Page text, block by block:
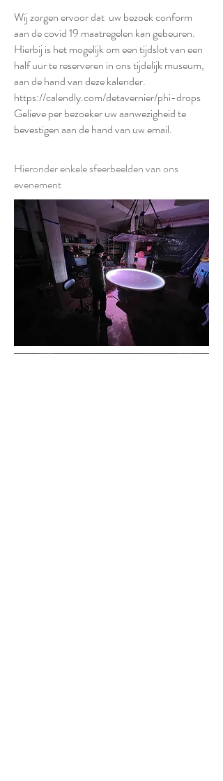
Wij zorgen ervoor dat uw bezoek conform
aan de covid 19 maatregelen kan gebeuren.
Hierbij is het mogelijk om een tijdslot van een
half uur te reserveren in ons tijdelijk museum,
aan de hand van deze kalender.
https://calendly.com/detavernier/phi-drops
Gelieve per bezoeker uw aanwezigheid te
bevestigen aan de hand van uw email.
Hieronder enkele sfeerbeelden van ons
evenement